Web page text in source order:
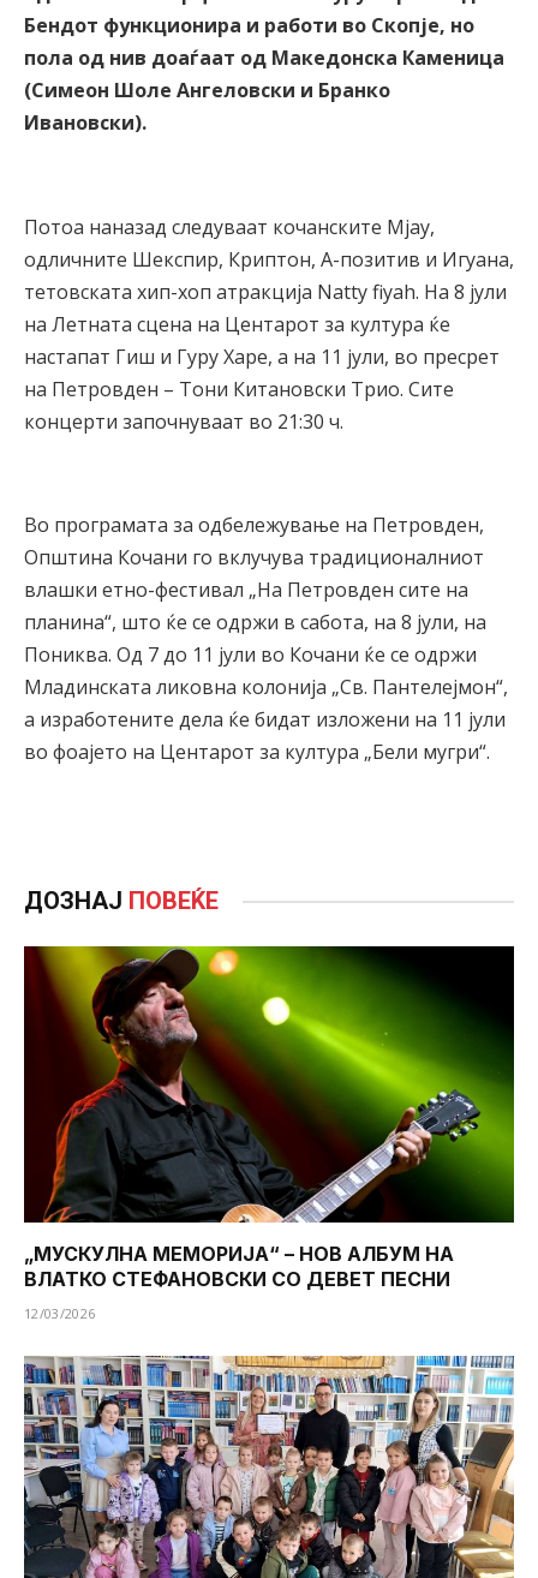
Бендот функционира и работи во Скопје, но
пола од нив доаѓаат од Македонска Каменица
(Симеон Шоле Ангеловски и Бранко
Ивановски).
Потоа наназад следуваат кочанските Мјау,
одличните Шекспир, Криптон, А-позитив и Игуана,
тетовската хип-хоп атракција Natty fiyah. На 8 јули
на Летната сцена на Центарот за култура ќе
настапат Гиш и Гуру Харе, а на 11 јули, во пресрет
на Петровден – Тони Китановски Трио. Сите
концерти започнуваат во 21:30 ч.
Во програмата за одбележување на Петровден,
Општина Кочани го вклучува традиционалниот
влашки етно-фестивал „На Петровден сите на
планина“, што ќе се одржи в сабота, на 8 јули, на
Пониква. Од 7 до 11 јули во Кочани ќе се одржи
Младинската ликовна колонија „Св. Пантелејмон“,
а изработените дела ќе бидат изложени на 11 јули
во фоајето на Центарот за култура „Бели мугри“.
ДОЗНАЈ ПОВЕЌЕ
„МУСКУЛНА МЕМОРИЈА“ – НОВ АЛБУМ НА
ВЛАТКО СТЕФАНОВСКИ СО ДЕВЕТ ПЕСНИ
12/03/2026